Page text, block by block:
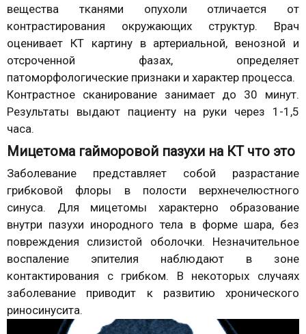
вещества тканями опухоли отличается от
контрастирования окружающих структур. Врач
оценивает КТ картину в артериальной, венозной и
отсроченной фазах, определяет
патоморфологические признаки и характер процесса.
Контрастное сканирование занимает до 30 минут.
Результаты выдают пациенту на руки через 1-1,5
часа.
Мицетома гайморовой пазухи на КТ что это
Заболевание представляет собой разрастание
грибковой флоры в полости верхнечелюстного
синуса. Для мицетомы характерно образование
внутри пазухи инородного тела в форме шара, без
повреждения слизистой оболочки. Незначительное
воспаление эпителия наблюдают в зоне
контактирования с грибком. В некоторых случаях
заболевание приводит к развитию хронического
риносинусита.